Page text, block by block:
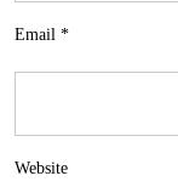
Email *
Website